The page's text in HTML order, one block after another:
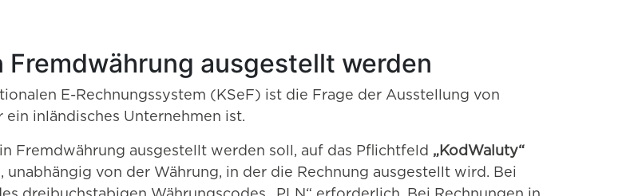
ausgestellt werden
E-Rechnungssystem (KSeF) ist die Frage der Ausstellung von
inländisches Unternehmen ist.
Fremdwährung ausgestellt werden soll, auf das Pflichtfeld „KodWaluty“
unabhängig von der Währung, in der die Rechnung ausgestellt wird. Bei